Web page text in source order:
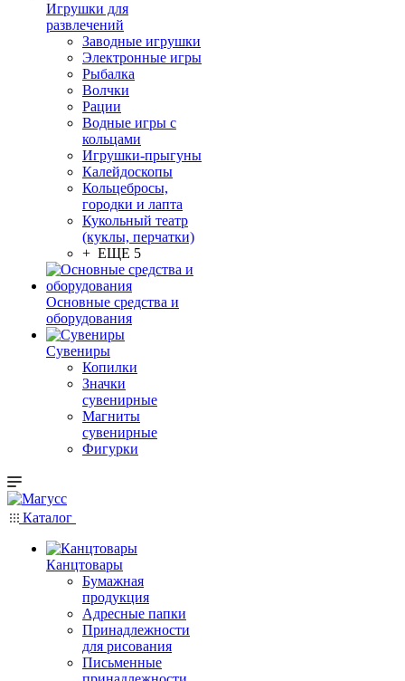
Игрушки для
развлечений
Заводные игрушки
Электронные игры
Рыбалка
Волчки
Рации
Водные игры с
кольцами
Игрушки-прыгуны
Калейдоскопы
Кольцебросы,
городки и лапта
Кукольный театр
(куклы, перчатки)
+ ЕЩЕ 5
Основные средства и
оборудования
Сувениры
Копилки
Значки
сувенирные
Магниты
сувенирные
Фигурки
Каталог
Канцтовары
Бумажная
продукция
Адресные папки
Принадлежности
для рисования
Письменные